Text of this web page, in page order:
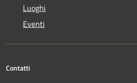
Luoghi
Eventi
Contatti